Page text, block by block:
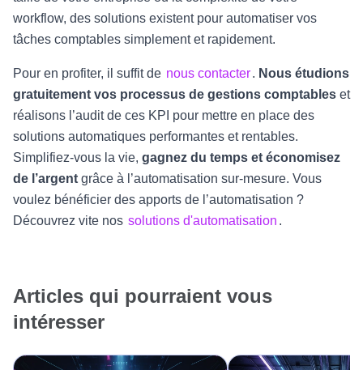
workflow, des solutions existent pour automatiser vos
tâches comptables simplement et rapidement.
Pour en profiter, il suffit de nous contacter. Nous étudions
gratuitement vos processus de gestions comptables et
réalisons l’audit de ces KPI pour mettre en place des
solutions automatiques performantes et rentables.
Simplifiez-vous la vie, gagnez du temps et économisez
de l’argent grâce à l’automatisation sur-mesure. Vous
voulez bénéficier des apports de l’automatisation ?
Découvrez vite nos solutions d'automatisation .
Articles qui pourraient vous
intéresser